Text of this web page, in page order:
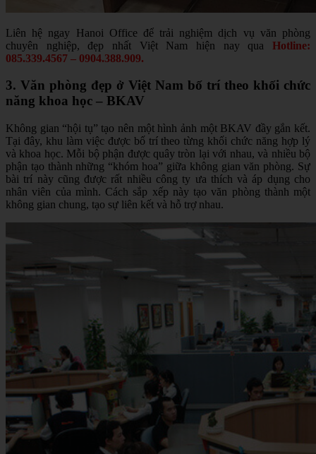
Liên hệ ngay Hanoi Office để trải nghiệm dịch vụ văn phòng
chuyên nghiệp, đẹp nhất Việt Nam hiện nay qua Hotline:
085.339.4567 – 0904.388.909.
3. Văn phòng đẹp ở Việt Nam bố trí theo khối chức
năng khoa học – BKAV
Không gian “hội tụ” tạo nên một hình ảnh một BKAV đầy gắn kết.
Tại đây, khu làm việc được bố trí theo từng khối chức năng hợp lý
và khoa học. Mỗi bộ phận được quây tròn lại với nhau, và nhiều bộ
phận tạo thành những “khóm hoa” giữa không gian văn phòng. Sự
bài trí này cũng được rất nhiều công ty ưa thích và áp dụng cho
nhân viên của mình. Cách sắp xếp này tạo văn phòng thành một
không gian chung, tạo sự liên kết và hỗ trợ nhau.